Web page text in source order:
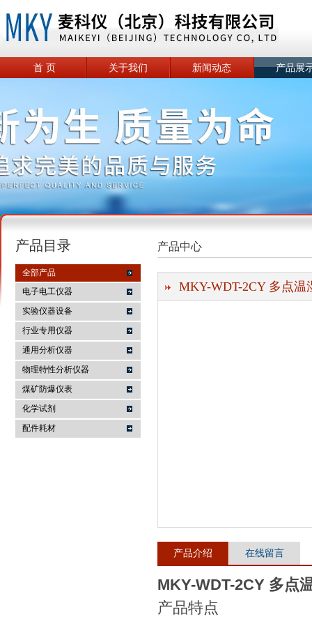
麦科仪（北京）科技有限公司
首 页 关于我们 新闻动态 产品展
产品目录
全部产品
电子电工仪器
实验仪器设备
行业专用仪器
通用分析仪器
物理特性分析仪器
煤矿防爆仪表
化学试剂
配件耗材
产品中心
MKY-WDT-2CY 多点温
产品介绍 在线留言
MKY-WDT-2CY 多点
产品特点